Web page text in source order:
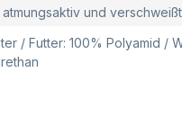
und
/ Futter: 100% Polyamid /